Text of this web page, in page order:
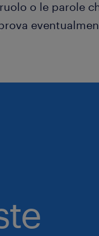
o le parole